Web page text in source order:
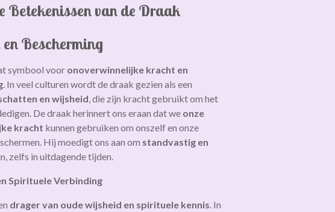
Betekenissen van de Draak
Bescherming
symbool voor onoverwinnelijke kracht en
. In veel culturen wordt de draak gezien als een
en wijsheid , die zijn kracht gebruikt om het
De draak herinnert ons eraan dat we onze
kracht kunnen gebruiken om onszelf en onze
Hij moedigt ons aan om standvastig en
zelfs in uitdagende tijden.
Spirituele Verbinding
drager van oude wijsheid en spirituele kennis . In